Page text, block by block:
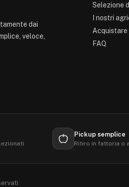
dai
veloce,
Selezione
I nostri
Acquistare
FAQ
Pickup semplice
Ritiro in fattoria o